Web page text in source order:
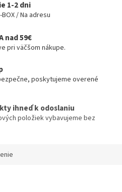
1-2 dni
/ Na adresu
nad 59€
pri väčšom nákupe.
poskytujeme overené
ihneď k odoslaniu
položiek vybavujeme bez